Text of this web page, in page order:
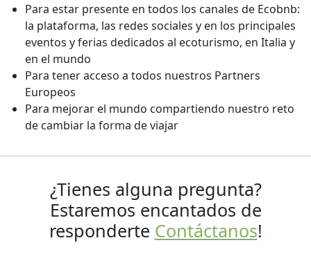
Para estar presente en todos los canales de Ecobnb:
la plataforma, las redes sociales y en los principales
eventos y ferias dedicados al ecoturismo, en Italia y
en el mundo
Para tener acceso a todos nuestros Partners
Europeos
Para mejorar el mundo compartiendo nuestro reto
de cambiar la forma de viajar
¿Tienes alguna pregunta?
Estaremos encantados de
responderte Contáctanos!